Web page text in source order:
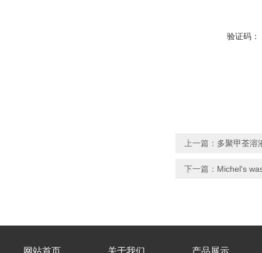
验证码：
上一篇： 多聚甲荃溶
下一篇： Michel's
网站首页 关于我们 产品展示